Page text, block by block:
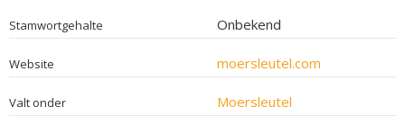
Stamwortgehalte Onbekend
Website moersleutel.com
Valt onder Moersleutel